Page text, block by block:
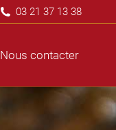
03 21 37 13 38
Nous contacter